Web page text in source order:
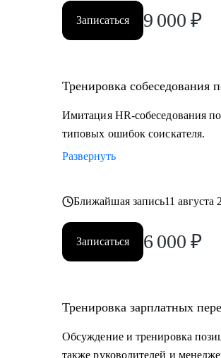
Записаться 9 000 ₽
Имитация HR-собеседования
типовых ошибок соискателя.
Развернуть
Ближайшая запись11 августа
Записаться 6 000 ₽
Тренировка зарплатных
Обсуждение и тренировка
также руководителей и